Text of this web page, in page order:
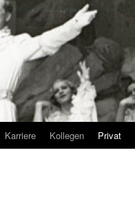
Karriere Kollegen Privat